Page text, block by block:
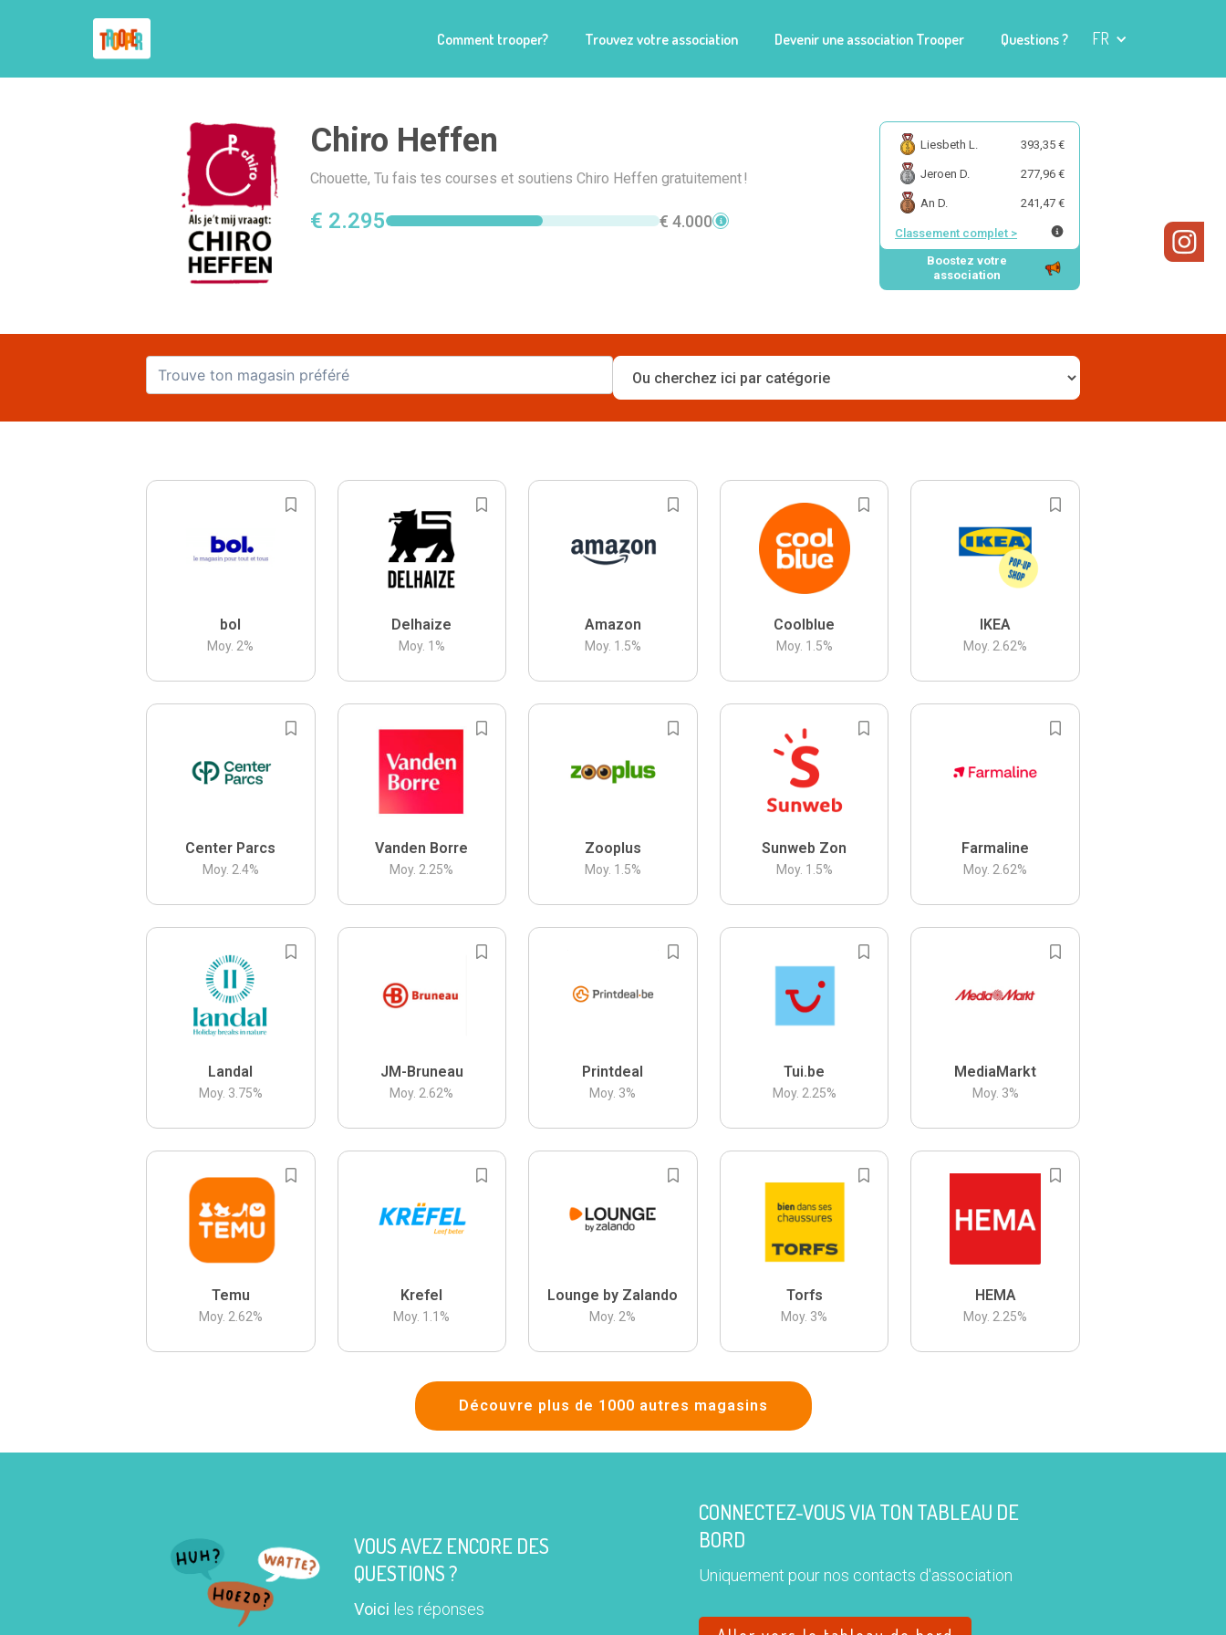
Comment trooper? Trouvez votre association Devenir une association Trooper Questions ? FR
Chiro Heffen
Chouette, Tu fais tes courses et soutiens Chiro Heffen gratuitement !
€ 2.295 € 4.000
Liesbeth L. 393,35 €
Jeroen D. 277,96 €
An D. 241,47 €
Classement complet >
Boostez votre
association
bol
Moy. 2%
Delhaize
Moy. 1 %
Amazon
Moy. 1.5%
Coolblue
Moy. 1.5%
IKEA
Moy. 2.62%
Center Parcs
Moy. 2.4%
Vanden Borre
Moy. 2.25%
Zooplus
Moy. 1.5%
Sunweb Zon
Moy. 1.5%
Farmaline
Moy. 2.62%
Landal
Moy. 3.75%
JM-Bruneau
Moy. 2.62%
Printdeal
Moy. 3%
Tui.be
Moy. 2.25%
MediaMarkt
Moy. 3%
Temu
Moy. 2.62%
Krefel
Moy. 1.1 %
Lounge by Zalando
Moy. 2%
Torfs
Moy. 3%
HEMA
Moy. 2.25%
Découvre plus de 1000 autres magasins
VOUS AVEZ ENCORE DES
QUESTIONS ?
Voici les réponses
CONNECTEZ-VOUS VIA TON TABLEAU DE
BORD
Uniquement pour nos contacts d'association